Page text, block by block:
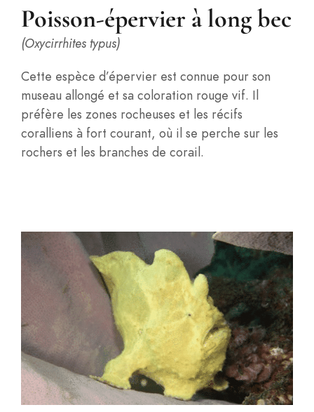
Poisson-épervier à long bec
(Oxycirrhites typus)
Cette espèce d’épervier est connue pour son
museau allongé et sa coloration rouge vif. Il
préfère les zones rocheuses et les récifs
coralliens à fort courant, où il se perche sur les
rochers et les branches de corail.